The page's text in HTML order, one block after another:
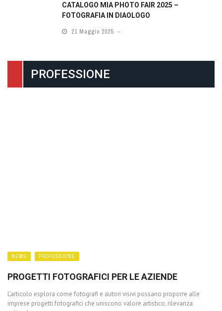
CATALOGO MIA PHOTO FAIR 2025 –
FOTOGRAFIA IN DIAOLOGO
21 Maggio 2025
PROFESSIONE
NEWS PROFESSIONE
PROGETTI FOTOGRAFICI PER LE AZIENDE
L’articolo esplora come fotografi e autori visivi possano proporre alle
imprese progetti fotografici che uniscono valore artistico, rilevanza